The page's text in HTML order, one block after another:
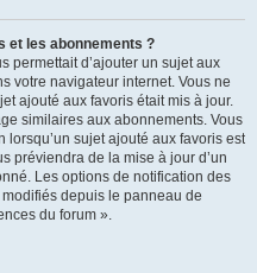
et les abonnements ?
permettait d’ajouter un sujet aux
votre navigateur internet. Vous ne
ajouté aux favoris était mis à jour.
similaires aux abonnements. Vous
sujet ajouté aux favoris est
préviendra de la mise à jour d’un
Les options de notification des
depuis le panneau de
du forum ».